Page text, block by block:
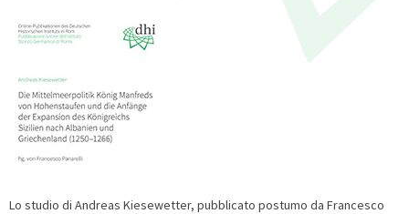
Lo studio di Andreas Kiesewetter, pubblicato postumo da Francesco